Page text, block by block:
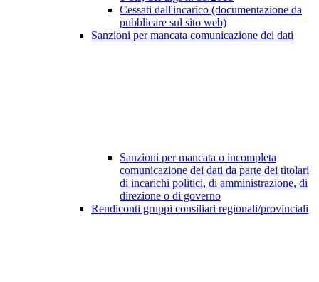
Cessati dall'incarico (documentazione da
pubblicare sul sito web)
Sanzioni per mancata comunicazione dei dati
Sanzioni per mancata o incompleta
comunicazione dei dati da parte dei titolari
di incarichi politici, di amministrazione, di
direzione o di governo
Rendiconti gruppi consiliari regionali/provinciali